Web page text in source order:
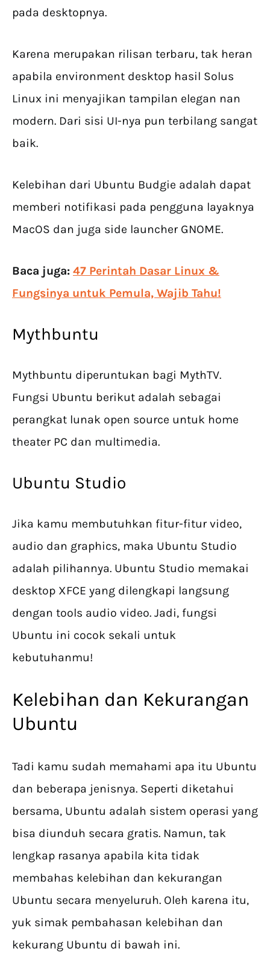
pada desktopnya.
Karena merupakan rilisan terbaru, tak heran
apabila environment desktop hasil Solus
Linux ini menyajikan tampilan elegan nan
modern. Dari sisi UI-nya pun terbilang sangat
baik.
Kelebihan dari Ubuntu Budgie adalah dapat
memberi notifikasi pada pengguna layaknya
MacOS dan juga side launcher GNOME.
Baca juga: 47 Perintah Dasar Linux &
Fungsinya untuk Pemula, Wajib Tahu!
Mythbuntu
Mythbuntu diperuntukan bagi MythTV.
Fungsi Ubuntu berikut adalah sebagai
perangkat lunak open source untuk home
theater PC dan multimedia.
Ubuntu Studio
Jika kamu membutuhkan fitur-fitur video,
audio dan graphics, maka Ubuntu Studio
adalah pilihannya. Ubuntu Studio memakai
desktop XFCE yang dilengkapi langsung
dengan tools audio video. Jadi, fungsi
Ubuntu ini cocok sekali untuk
kebutuhanmu!
Kelebihan dan Kekurangan
Ubuntu
Tadi kamu sudah memahami apa itu Ubuntu
dan beberapa jenisnya. Seperti diketahui
bersama, Ubuntu adalah sistem operasi yang
bisa diunduh secara gratis. Namun, tak
lengkap rasanya apabila kita tidak
membahas kelebihan dan kekurangan
Ubuntu secara menyeluruh. Oleh karena itu,
yuk simak pembahasan kelebihan dan
kekurang Ubuntu di bawah ini.